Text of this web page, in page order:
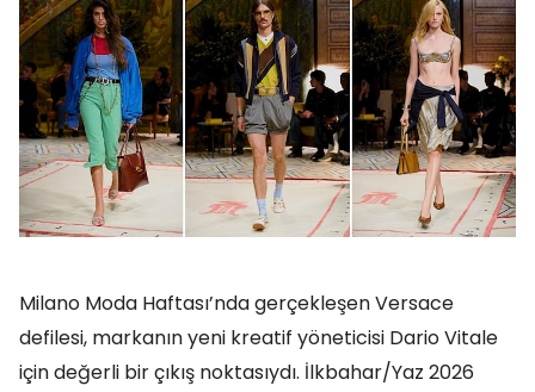
Milano Moda Haftası’nda gerçekleşen Versace
defilesi, markanın yeni kreatif yöneticisi Dario Vitale
için değerli bir çıkış noktasıydı. İlkbahar/Yaz 2026